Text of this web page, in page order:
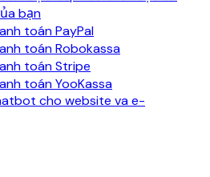
bạn
toán PayPal
toán Robokassa
toán Stripe
toán YooKassa
cho website va e-